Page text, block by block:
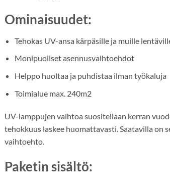
Ominaisuudet:
Tehokas UV-ansa kärpäsille ja muille
Monipuoliset asennusvaihtoehdot
Helppo huoltaa ja puhdistaa ilman työkaluja
Toimialue max. 240m2
UV-lamppujen vaihtoa suositellaan kerran
tehokkuus laskee huomattavasti. Saatavilla on
vaihtoehto.
Paketin sisältö: